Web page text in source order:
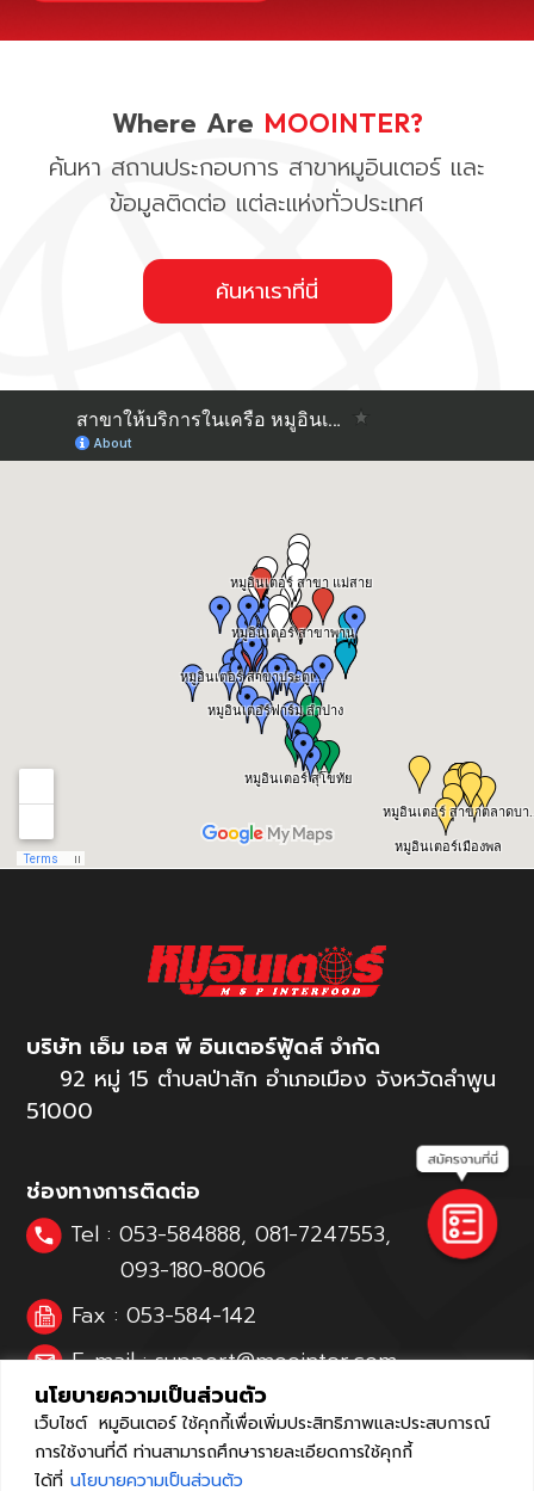
นโยบายความเป็นส่วนตัว
เว็บไซต์ หมูอินเตอร์ ใช้คุกกี้เพื่อเพิ่มประสิทธิภาพและประสบการณ์
การใช้งานที่ดี ท่านสามารถศึกษารายละเอียดการใช้คุกกี้
ได้ที่ นโยบายความเป็นส่วนตัว
Where Are MOOINTER?
ค้นหา สถานประกอบการ สาขาหมูอินเตอร์ และ
ข้อมูลติดต่อ แต่ละแห่งทั่วประเทศ
ค้นหาเราที่นี่
บริษัท เอ็ม เอส พี อินเตอร์ฟู้ดส์ จำกัด
92 หมู่ 15 ตำบลป่าสัก อำเภอเมือง จังหวัดลำพูน
51000
ช่องทางการติดต่อ
Tel :053-584888,081-7247553,
093-180-8006
Fax : 053-584-142
E-mail :support@moointer.com,
mspinterfoods@gmail.com
Facebook :หมูอินเตอร์ : Moointer